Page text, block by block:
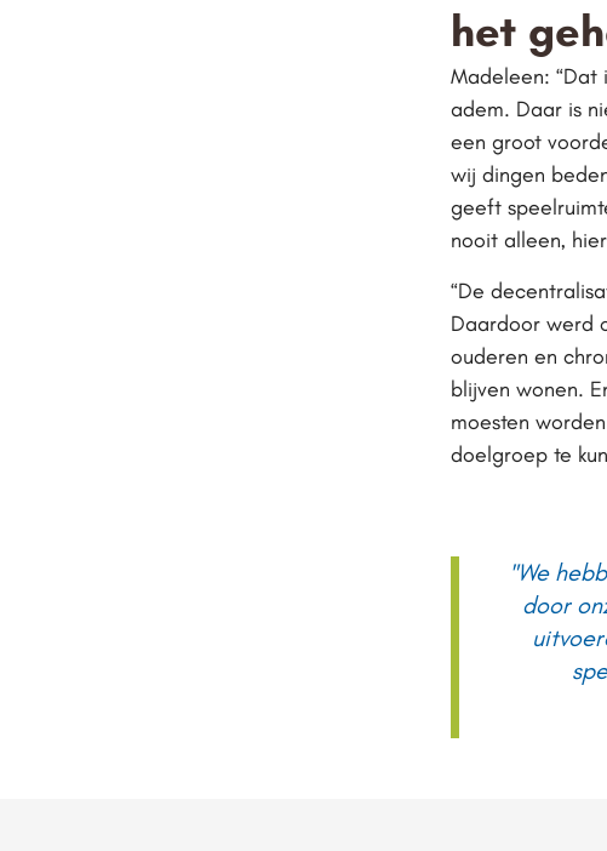
het
Madeleen: “Dat
adem. Daar is
een groot
wij dingen
geeft
nooit alleen,
“De
Daardoor werd
ouderen en
blijven wonen.
moesten
doelgroep te
"We
door